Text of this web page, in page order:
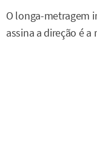
O longa-metragem
assina a direção é